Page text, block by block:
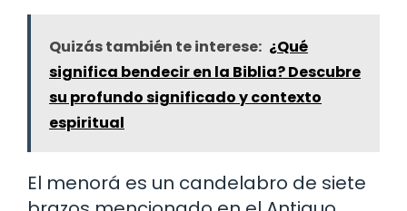
Quizás también te interese: ¿Qué
significa bendecir en la Biblia? Descubre
su profundo significado y contexto
espiritual
El menorá es un candelabro de siete